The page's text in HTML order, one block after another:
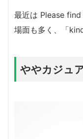
最近は Please
場面も多く、「
ややカジュ